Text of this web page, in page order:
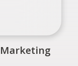
Marketing